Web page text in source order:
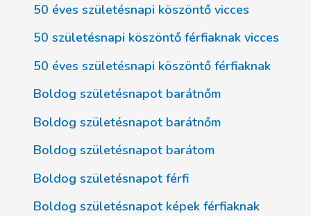
50 éves születésnapi köszöntő vicces
50 születésnapi köszöntő férfiaknak vicces
50 éves születésnapi köszöntő férfiaknak
Boldog születésnapot barátnőm
Boldog születésnapot barátnőm
Boldog születésnapot barátom
Boldog születésnapot férfi
Boldog születésnapot képek férfiaknak